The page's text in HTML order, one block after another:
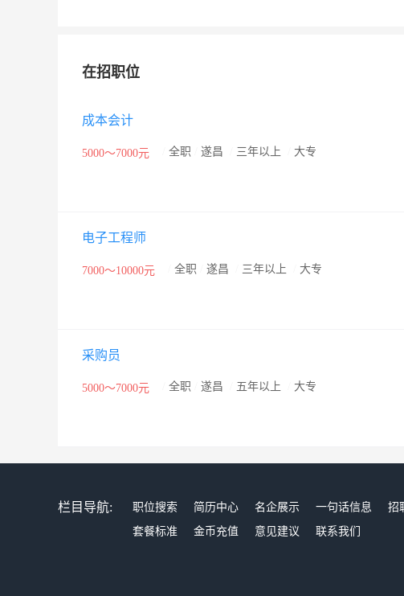
在招职位
成本会计
5000～7000元 全职 遂昌 三年以上 大专
电子工程师
7000～10000元 全职 遂昌 三年以上 大专
采购员
5000～7000元 全职 遂昌 五年以上 大专
栏目导航: 职位搜索 简历中心 名企展示 一句话信息 招
套餐标准
金币充值 意见建议 联系我们